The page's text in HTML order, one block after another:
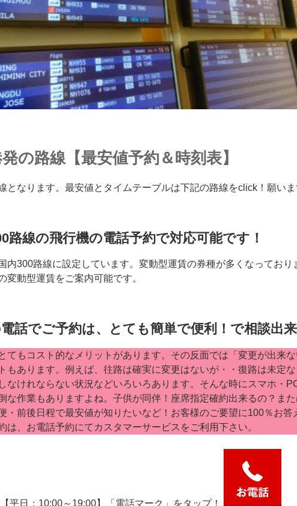
の路線【最安値予約＆時刻表】
となります。最安値とタイムテーブルは下記の路線をclick！願い
路線の飛行機の電話予約で対応可能です！
内300路線に設定しています。変動型運賃の券種が多くなっており
変動型運賃をご案内可能です。
話でご予約は、とても簡単で便利！で相談出
てもコスト的なメリットがあります。その反面では「変更が出来
もあります。例えば、往路は確実に変更はないが・・復路は未定
なけれならない状況などいろいろあります。そんな時にスマホ・
な作業もありますよね。子供が同伴！座席指定確約出来るの？ま
・前後日程で最安値が知りたいなど！お客様のご要望に100％お答
は、お電話予約にてカスタマーサービスをご利用下さい。
平日：10:00～19:00】「電話マーク」をタップ！